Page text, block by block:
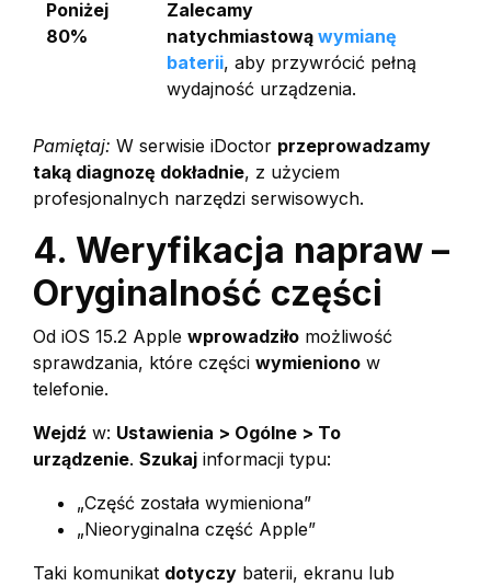
Poniżej
80%
Zalecamy
natychmiastową wymianę
baterii, aby przywrócić pełną
wydajność urządzenia.
Pamiętaj: W serwisie iDoctor przeprowadzamy
taką diagnozę dokładnie, z użyciem
profesjonalnych narzędzi serwisowych.
4. Weryfikacja napraw –
Oryginalność części
Od iOS 15.2 Apple wprowadziło możliwość
sprawdzania, które części wymieniono w
telefonie.
Wejdź w: Ustawienia > Ogólne > To
urządzenie. Szukaj informacji typu:
„Część została wymieniona”
„Nieoryginalna część Apple”
Taki komunikat dotyczy baterii, ekranu lub